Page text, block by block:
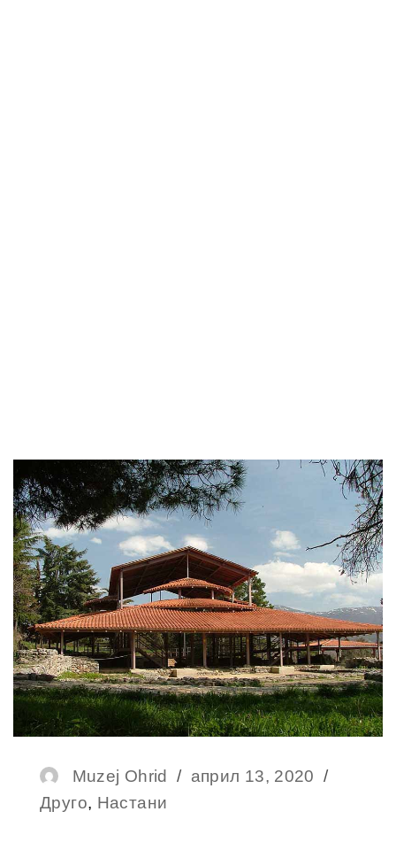
Author
Muzej Ohrid
Posted
април 13, 2020
Друго, Настани